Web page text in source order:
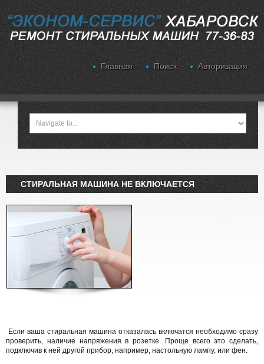
Авторизация
Поиск
Главная
СТИРАЛЬНАЯ МАШИНА НЕ ВКЛЮЧАЕТСЯ
Если ваша стиральная машина отказалась включатся необходимо сразу
проверить, наличие напряжения в розетке. Проще всего это сделать,
подключив к ней другой прибор, например, настольную лампу, или фен.